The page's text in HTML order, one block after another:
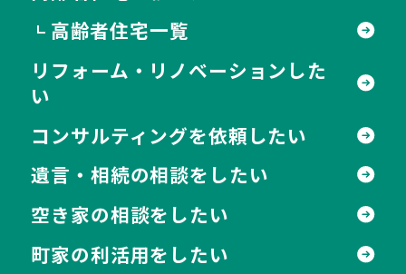
┗ 高齢者住宅一覧
リフォーム・リノベーションした
い
コンサルティングを依頼したい
遺言・相続の相談をしたい
空き家の相談をしたい
町家の利活用をしたい